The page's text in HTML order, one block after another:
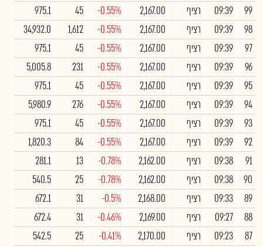
99
09:39 רציף 2,167.00
-0.55%
45
975.1
98
09:39 רציף 2,167.00
-0.55%
1,612
34,932.0
97
09:39 רציף 2,167.00
-0.55%
45
975.1
96
09:39 רציף 2,167.00
-0.55%
231
5,005.8
95
09:39 רציף 2,167.00
-0.55%
45
975.1
94
09:39 רציף 2,167.00
-0.55%
276
5,980.9
93
09:39 רציף 2,167.00
-0.55%
45
975.1
92
09:39 רציף 2,167.00
-0.55%
84
1,820.3
91
09:38 רציף 2,162.00
-0.78%
13
281.1
90
09:38 רציף 2,162.00
-0.78%
25
540.5
89
09:33 רציף 2,168.00
-0.5%
31
672.1
88
09:27 רציף 2,169.00
-0.46%
31
672.4
87
09:23 רציף 2,170.00
-0.41%
25
542.5